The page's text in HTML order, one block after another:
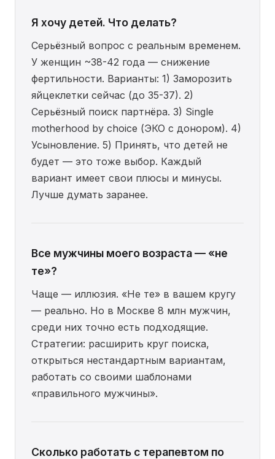
Я хочу детей. Что делать?
Серьёзный вопрос с реальным временем.
У женщин ~38-42 года — снижение
фертильности. Варианты: 1) Заморозить
яйцеклетки сейчас (до 35-37). 2)
Серьёзный поиск партнёра. 3) Single
motherhood by choice (ЭКО с донором). 4)
Усыновление. 5) Принять, что детей не
будет — это тоже выбор. Каждый
вариант имеет свои плюсы и минусы.
Лучше думать заранее.
Все мужчины моего возраста — «не
те»?
Чаще — иллюзия. «Не те» в вашем кругу
— реально. Но в Москве 8 млн мужчин,
среди них точно есть подходящие.
Стратегии: расширить круг поиска,
открыться нестандартным вариантам,
работать со своими шаблонами
«правильного мужчины».
Сколько работать с терапевтом по